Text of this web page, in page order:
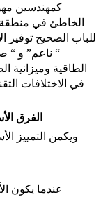
كمهندسين
الخاطئ في منطقة
للباب الصحيح توفير
“ ناعم” و “
الطاقية وميزانية
في الاختلافات
الفرق
ويكمن التمييز
عندما يكون